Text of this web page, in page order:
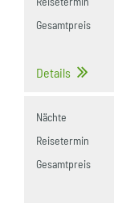
Gesamtpreis
Details
Nächte
Reisetermin
Gesamtpreis